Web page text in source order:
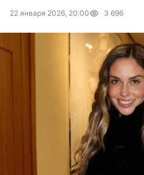
22 января 2026, 20:00 3 696